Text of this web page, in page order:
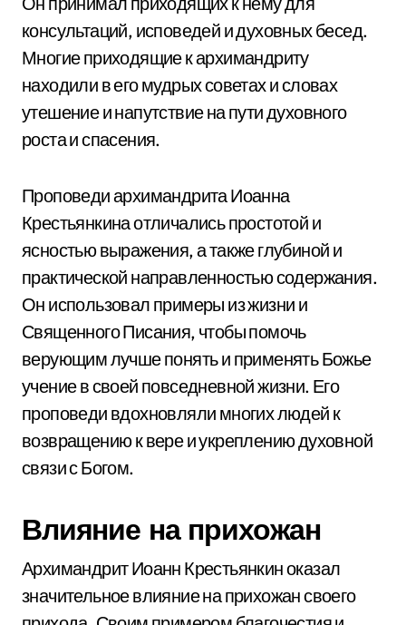
консультаций, исповедей и духовных бесед.
Многие приходящие к архимандриту
находили в его мудрых советах и словах
утешение и напутствие на пути духовного
роста и спасения.
Проповеди архимандрита Иоанна
Крестьянкина отличались простотой и
ясностью выражения, а также глубиной и
практической направленностью содержания.
Он использовал примеры из жизни и
Священного Писания, чтобы помочь
верующим лучше понять и применять Божье
учение в своей повседневной жизни. Его
проповеди вдохновляли многих людей к
возвращению к вере и укреплению духовной
связи с Богом.
Влияние на прихожан
Архимандрит Иоанн Крестьянкин оказал
значительное влияние на прихожан своего